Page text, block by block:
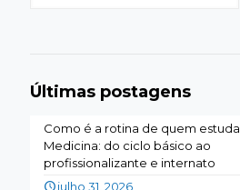
Últimas postagens
Como é a rotina de quem estuda
Medicina: do ciclo básico ao
profissionalizante e internato
julho 31, 2026